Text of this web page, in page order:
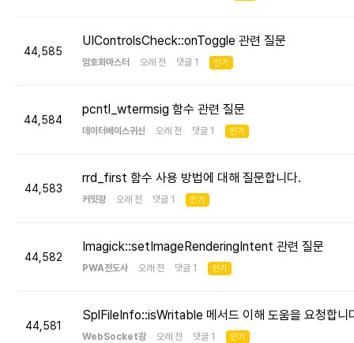
44,585
UIControlsCheck::onToggle 관련 질문
암호화마스터 오래 전 댓글 1 인기
44,584
pcntl_wtermsig 함수 관련 질문
데이터베이스귀신 오래 전 댓글 1 인기
44,583
rrd_first 함수 사용 방법에 대해 질문합니다.
커밋광 오래 전 댓글 1 인기
44,582
Imagick::setImageRenderingIntent 관련 질문
PWA전도사 오래 전 댓글 1 인기
44,581
SplFileInfo::isWritable 메서드 이해 도움을 요청합니
WebSocket광 오래 전 댓글 1 인기